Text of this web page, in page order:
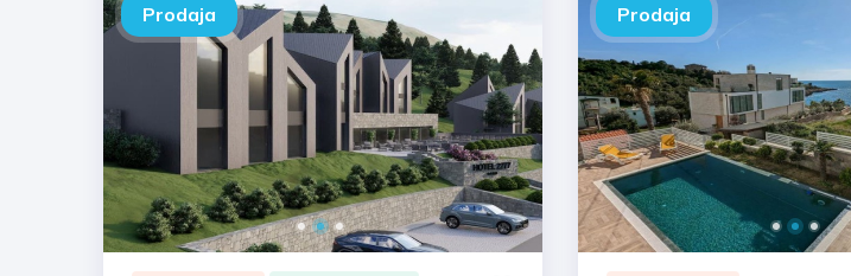
Prodaja Prodaja